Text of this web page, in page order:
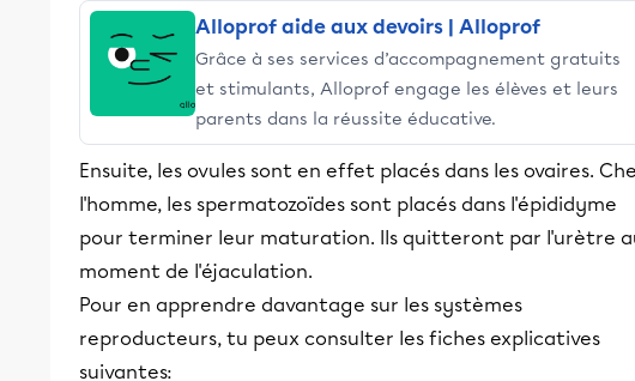
Alloprof aide aux devoirs | Alloprof
Grâce à ses services d’accompagnement gratuits
et stimulants, Alloprof engage les élèves et leurs
parents dans la réussite éducative.
Ensuite, les ovules sont en effet placés dans les ovaires.
l'homme, les spermatozoïdes sont placés dans l'épididyme
pour terminer leur maturation. Ils quitteront par l'urètre
moment de l'éjaculation.
Pour en apprendre davantage sur les systèmes
reproducteurs, tu peux consulter les fiches explicatives
suivantes: